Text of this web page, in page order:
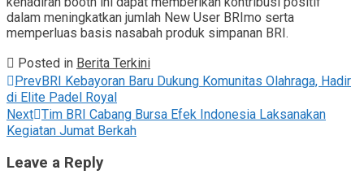
dalam meningkatkan jumlah New User BRImo serta
memperluas basis nasabah produk simpanan BRI.
Posted in Berita Terkini
PrevBRI Kebayoran Baru Dukung Komunitas Olahraga, Hadir
di Elite Padel Royal
Next Tim BRI Cabang Bursa Efek Indonesia Laksanakan
Kegiatan Jumat Berkah
Leave a Reply